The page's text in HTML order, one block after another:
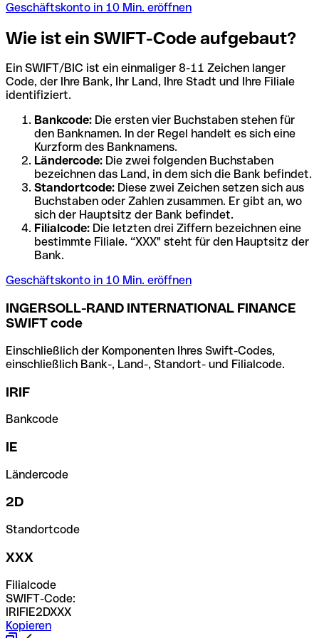
Geschäftskonto in 10 Min. eröffnen
Wie ist ein SWIFT-Code aufgebaut?
Ein SWIFT/BIC ist ein einmaliger 8-11 Zeichen langer
Code, der Ihre Bank, Ihr Land, Ihre Stadt und Ihre Filiale
identifiziert.
Bankcode: Die ersten vier Buchstaben stehen für
den Banknamen. In der Regel handelt es sich eine
Kurzform des Banknamens.
Ländercode: Die zwei folgenden Buchstaben
bezeichnen das Land, in dem sich die Bank befindet.
Standortcode: Diese zwei Zeichen setzen sich aus
Buchstaben oder Zahlen zusammen. Er gibt an, wo
sich der Hauptsitz der Bank befindet.
Filialcode: Die letzten drei Ziffern bezeichnen eine
bestimmte Filiale. “XXX" steht für den Hauptsitz der
Bank.
Geschäftskonto in 10 Min. eröffnen
INGERSOLL-RAND INTERNATIONAL FINANCE
SWIFT code
Einschließlich der Komponenten Ihres Swift-Codes,
einschließlich Bank-, Land-, Standort- und Filialcode.
IRIF
Bankcode
IE
Ländercode
2D
Standortcode
XXX
Filialcode
SWIFT-Code:
IRIFIE2DXXX
Kopieren